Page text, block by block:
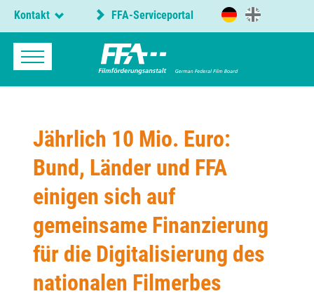
Kontakt FFA-Serviceportal
Jährlich 10 Mio. Euro:
Bund, Länder und FFA
einigen sich auf
gemeinsame Finanzierung
für die Digitalisierung des
nationalen Filmerbes